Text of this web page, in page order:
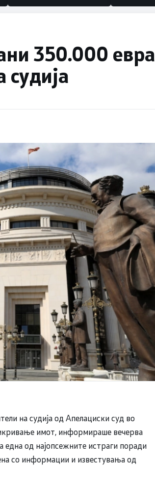
350.000 евра
на судија од Апелациски суд во
имот, информираше вечерва
една од најопсежните истраги поради
со информации и известувања од